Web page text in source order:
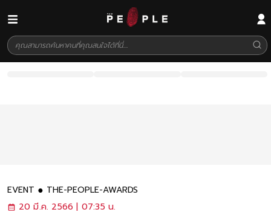
EVENT
THE-PEOPLE-AWARDS
20 มี.ค. 2566 | 07:35 น.